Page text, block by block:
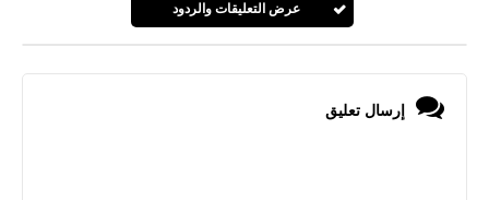
عرض التعليقات والردود
إرسال تعليق